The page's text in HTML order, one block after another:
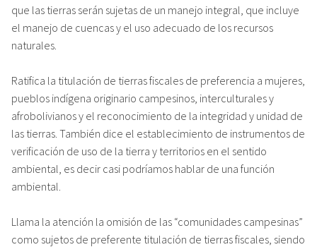
que las tierras serán sujetas de un manejo integral, que incluye
el manejo de cuencas y el uso adecuado de los recursos
naturales.
Ratifica la titulación de tierras fiscales de preferencia a mujeres,
pueblos indígena originario campesinos, interculturales y
afrobolivianos y el reconocimiento de la integridad y unidad de
las tierras. También dice el establecimiento de instrumentos de
verificación de uso de la tierra y territorios en el sentido
ambiental, es decir casi podríamos hablar de una función
ambiental.
Llama la atención la omisión de las “comunidades campesinas”
como sujetos de preferente titulación de tierras fiscales, siendo